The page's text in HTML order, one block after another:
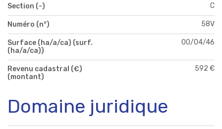
Section (-) C
Numéro (n°) 58V
Surface (ha/a/ca) (surf.
(ha/a/ca))
00/04/46
Revenu cadastral (€)
(montant)
592 €
Domaine juridique